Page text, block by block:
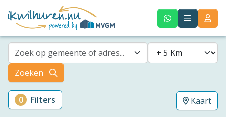
Zoek op gemeente of adres...
Zoeken
0 Filters Kaart